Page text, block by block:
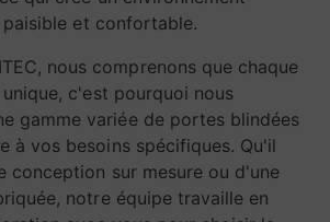
et confortable.
nous comprenons que chaque
c'est pourquoi nous
gamme variée de portes blindées
à vos besoins spécifiques. Qu'il
conception sur mesure ou d'une
notre équipe travaille en